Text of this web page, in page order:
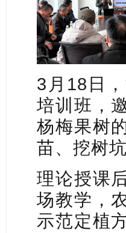
3月18日
培训班，
杨梅果树
苗、挖树
理论授课
场教学，
示范定植